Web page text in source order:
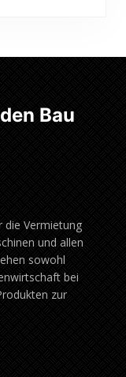
Bau
die Vermietung
und allen
sowohl
bei
zur